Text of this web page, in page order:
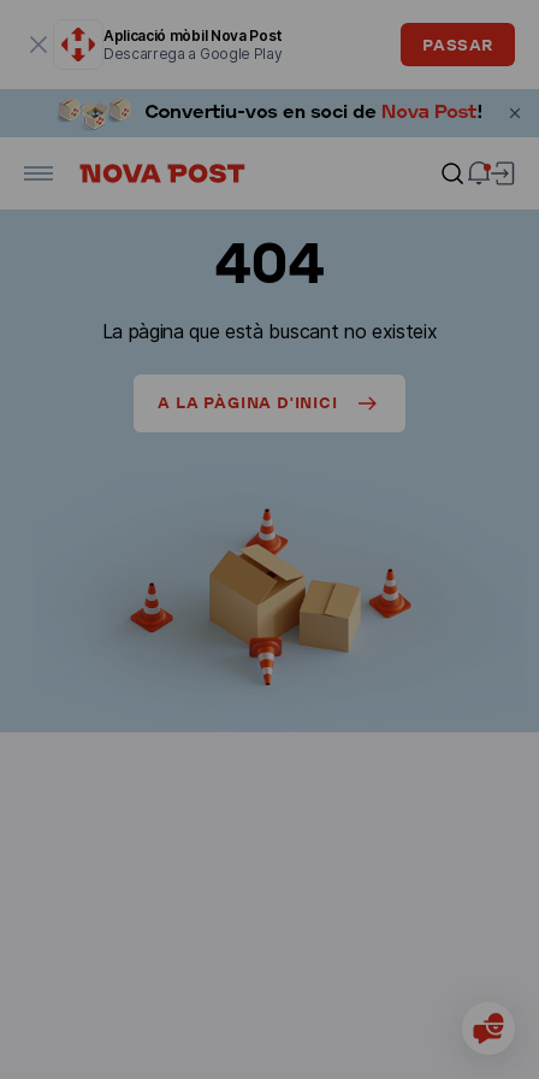
Aplicació mòbil Nova Post
Descarrega a Google Play
PASSAR
404
La pàgina que està buscant no existeix
A LA PÀGINA D'INICI